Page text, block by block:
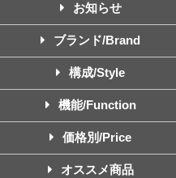
お知らせ
ブランド/Brand
構成/Style
機能/Function
価格別/Price
オススメ商品